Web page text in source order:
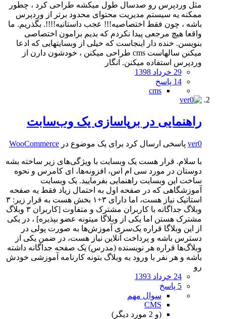
مثل وردپرس رو صدسال طول میکشه طراحی کرد ، چطور
ممکنه یه سیستم مدیریت محتوای محدود برتر از وردپرس
باشه ، چون فقط اختصاصیه!!! عجب داستانیه!!!!. بگذریم. ما
واقعا هیچ مرجعی پیدا نکردم که بدیم برامون اختصاصی
بنویسن. خنده دار اینجاست که خیلی از وبسایتهایی که ادعا
میکنن سالهاست cms طراحی میکنن ، خودشون دارن از
وردپرس استفاده میکنن. انگار
29 خرداد 1398
14 پاسخ
cms
راهنمایی در برپاسازی یک وب‌سابت
ver0 پاسخی ارسال کرد برای یک موضوع در WooCommerce
با سلام. قرار هست یک وبسایت با ویژگی‌های زیر ساخته بشه
دوستان در مورد سی‌ ام اس‌، افزونه‌ها، ای‌ کامرس و نحوه
ساخت این وبسایت راهنمایی‌ بفرمایید. یک وبسایت
آموزشگاهی که در صفحه اول به احتمال زیاد فقط یه صفحه
استاتیک نیاز هست، اما دارای ۳+۱ بخش هست به قرار زیر: ۳
وبلاگ جداگانه با کاربران مشترک و متفاوت [کاربران ۳ وبلاگ
مشترک هستن اما یکی‌ از وبلاگا میتونه عضو بپذیره] ، در یکی‌
از این وبلاگا قراره یک‌سری آموزش‌ها به صورت پولی‌ در
دسترس باشه و پرداخت آنلاین نیاز هست، در ضمن یکی‌ از
وبلاگ‌ها قراره هر نویسنده (مدرس) یک صفحه جداگانه داشته
باشه و هر نفر با ورود به وبلاگ بتونه کارنامه آموزشی خودش
رو
24 خرداد 1393
5 پاسخ
سوال مهم
CMS
(و 2 مورد دیگر)